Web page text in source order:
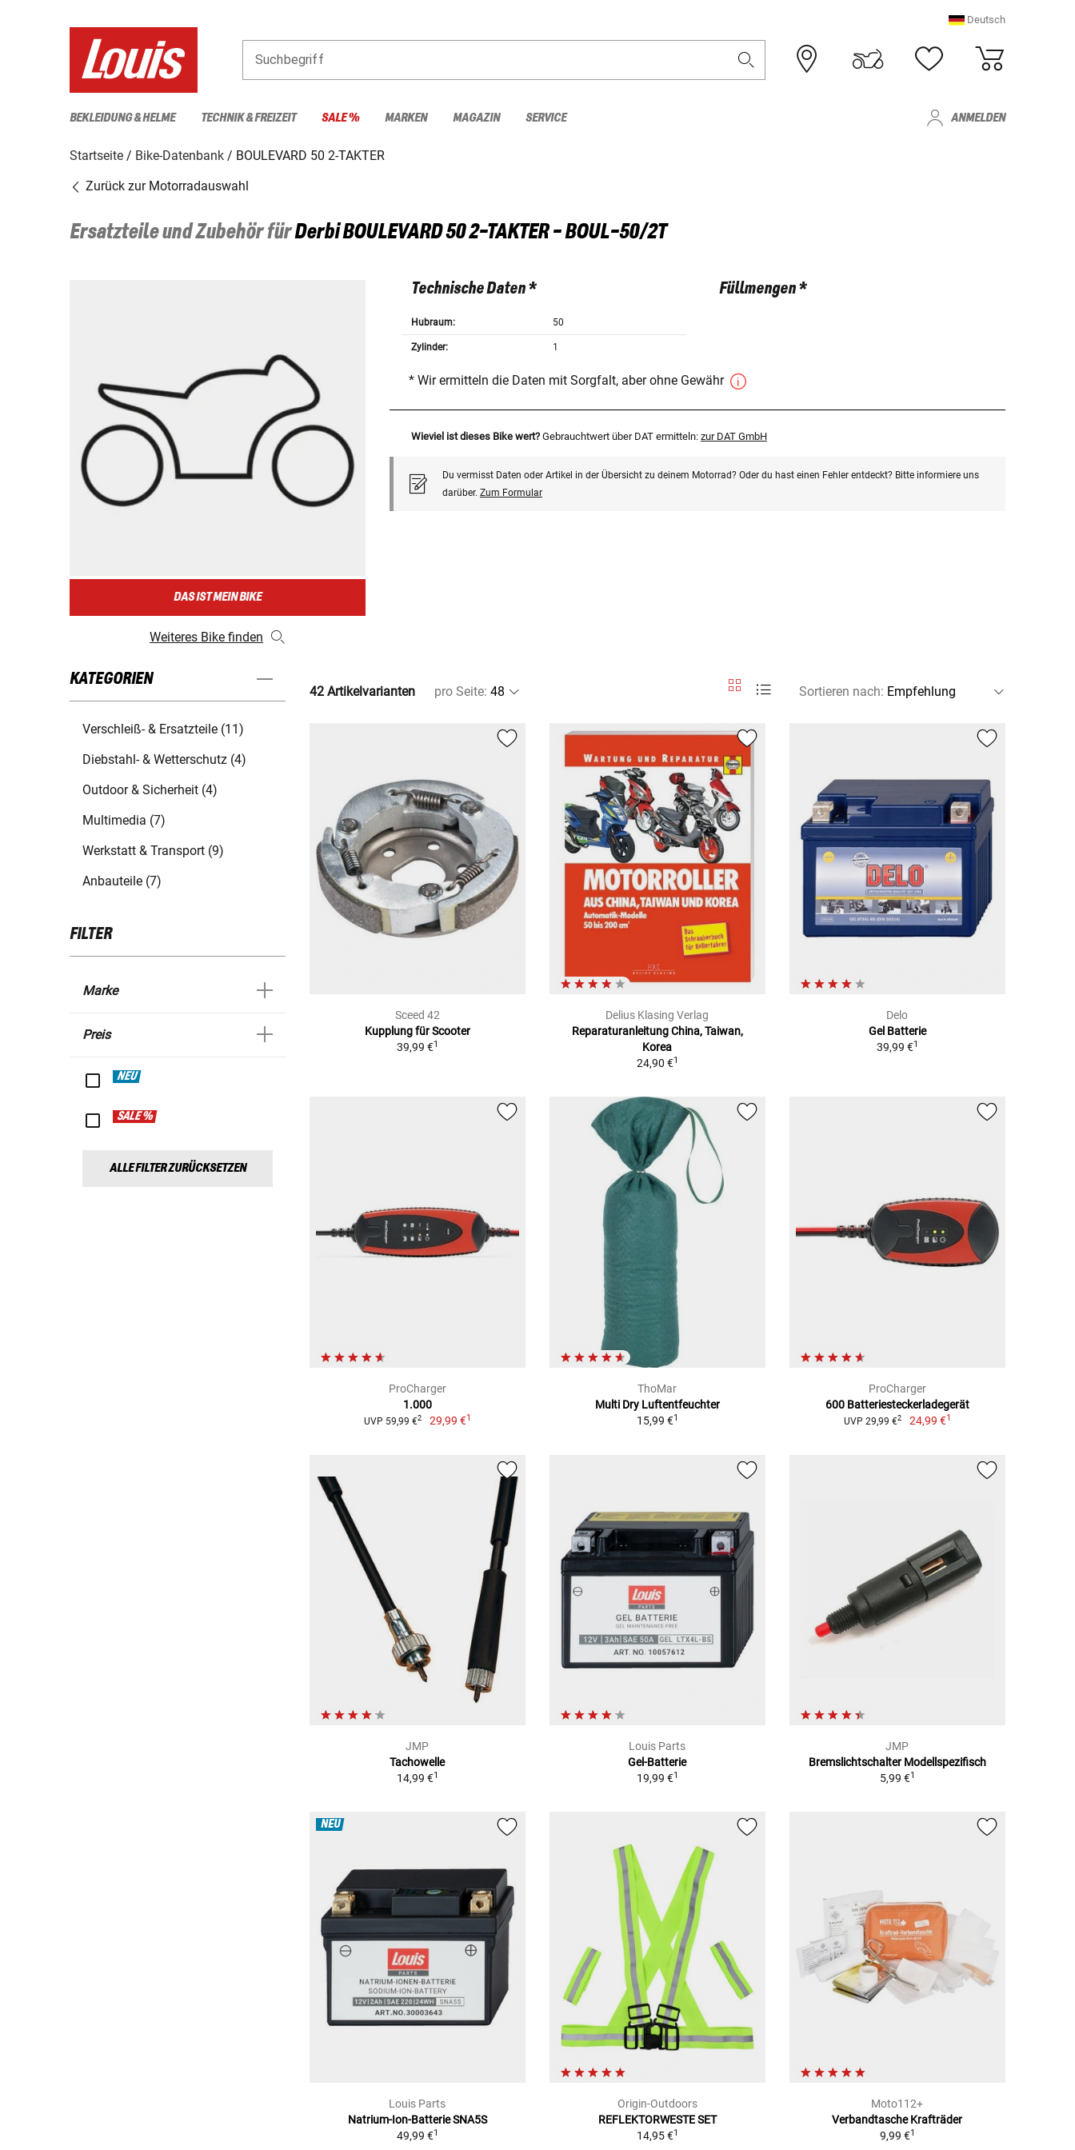
Deutsch
Suchbegriff
BEKLEIDUNG & HELME TECHNIK & FREIZEIT SALE % MARKEN MAGAZIN SERVICE ANMELDEN
Startseite Bike-Datenbank
BOULEVARD 50 2-TAKTER
Zurück zur Motorradauswahl
Ersatzteile und Zubehör fürDerbiBOULEVARD 50 2-TAKTER - BOUL-50/2T
DAS IST MEIN BIKE
Weiteres Bike finden
Technische Daten *
Hubraum: 50
Zylinder: 1
Füllmengen *
* Wir ermitteln die Daten mit Sorgfalt, aber ohne Gewähr
Wieviel ist dieses Bike wert? Gebrauchtwert über DAT ermitteln: zur DAT GmbH
Du vermisst Daten oder Artikel in der Übersicht zu deinem Motorrad? Oder du hast einen Fehler entdeckt? Bitte informiere uns
darüber. Zum Formular
KATEGORIEN
Verschleiß- & Ersatzteile (11)
Diebstahl- & Wetterschutz (4)
Outdoor & Sicherheit (4)
Multimedia (7)
Werkstatt & Transport (9)
Anbauteile (7)
FILTER
Marke
Preis
NEU
SALE %
ALLE FILTER ZURÜCKSETZEN
42 Artikelvarianten pro Seite: Sortieren nach:
Sceed 42
Kupplung für Scooter
39,99 €1
Delius Klasing Verlag
Reparaturanleitung China, Taiwan,
Korea
24,90 €1
Delo
Gel Batterie
39,99 €1
ProCharger
1.000
UVP 59,99 €2 29,99 €1
ThoMar
Multi Dry Luftentfeuchter
15,99 €1
ProCharger
600 Batteriesteckerladegerät
UVP 29,99 €2 24,99 €1
JMP
Tachowelle
14,99 €1
Louis Parts
Gel-Batterie
19,99 €1
JMP
Bremslichtschalter Modellspezifisch
5,99 €1
NEU
Louis Parts
Natrium-Ion-Batterie SNA5S
49,99 €1
Origin-Outdoors
REFLEKTORWESTE SET
14,95 €1
Moto112+
Verbandtasche Krafträder
9,99 €1